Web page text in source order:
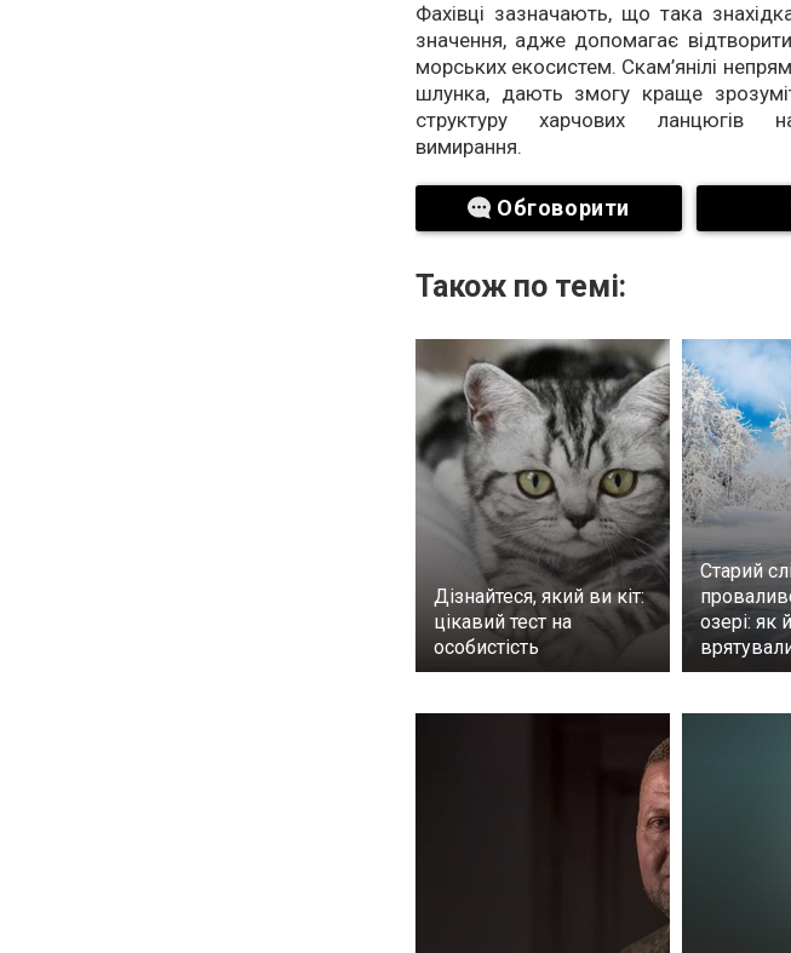
Фахівці зазначають, що така
значення, адже допомагає відтворити
морських екосистем. Скам’янілі
шлунка, дають змогу краще
структуру харчових ланцюгів
вимирання.
Обговорити
Також по темі:
Дізнайтеся, який ви кіт:
цікавий тест на
особистість
Старий
озері: як